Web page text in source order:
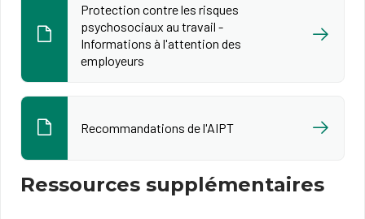
Protection contre les risques
psychosociaux au travail -
Informations à l'attention des
employeurs
Recommandations de l'AIPT
Ressources supplémentaires